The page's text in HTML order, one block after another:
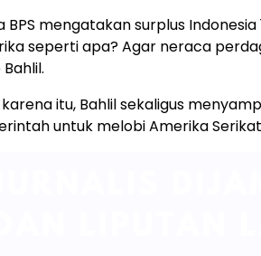
BPS mengatakan surplus
seperti apa? Agar neraca
itu, Bahlil sekaligus
untuk melobi Amerika